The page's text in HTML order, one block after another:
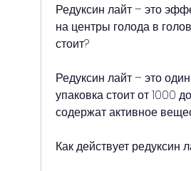
Редуксин лайт – это
на центры голода в
стоит?
Редуксин лайт – это
упаковка стоит от 1000
содержат активное
Как действует редуксин